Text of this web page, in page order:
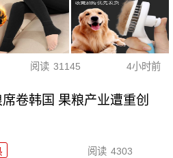
阅读 31145 4小时前
卷韩国 果粮产业遭重创
阅读 4303